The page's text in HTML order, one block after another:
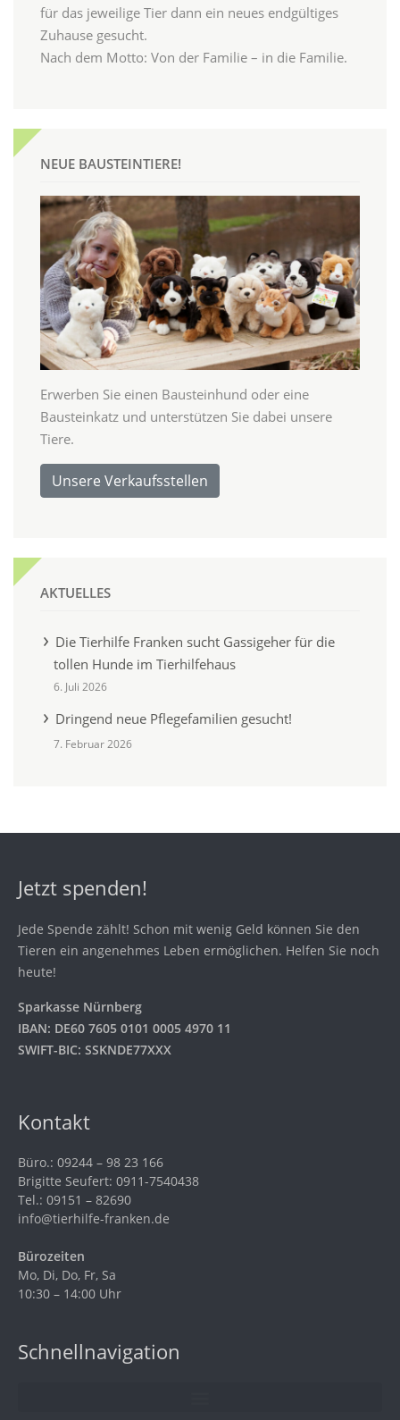
für das jeweilige Tier dann ein neues endgültiges
Zuhause gesucht.
Nach dem Motto: Von der Familie – in die Familie.
NEUE BAUSTEINTIERE!
Erwerben Sie einen Bausteinhund oder eine
Bausteinkatz und unterstützen Sie dabei unsere
Tiere.
Unsere Verkaufsstellen
AKTUELLES
Die Tierhilfe Franken sucht Gassigeher für die
tollen Hunde im Tierhilfehaus
6. Juli 2026
Dringend neue Pflegefamilien gesucht!
7. Februar 2026
Jetzt spenden!
Jede Spende zählt! Schon mit wenig Geld können Sie den
Tieren ein angenehmes Leben ermöglichen. Helfen Sie noch
heute!
Sparkasse Nürnberg
IBAN: DE60 7605 0101 0005 4970 11
SWIFT-BIC: SSKNDE77XXX
Kontakt
Büro.: 09244 – 98 23 166
Brigitte Seufert: 0911-7540438
Tel.: 09151 – 82690
info@tierhilfe-franken.de
Bürozeiten
Mo, Di, Do, Fr, Sa
10:30 – 14:00 Uhr
Schnellnavigation